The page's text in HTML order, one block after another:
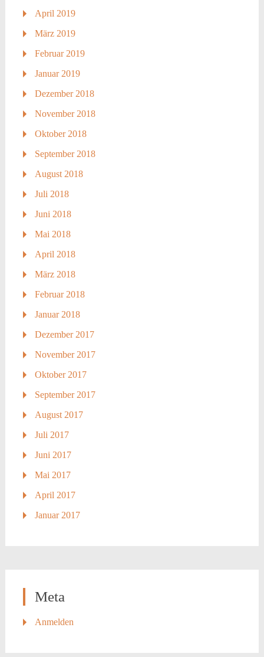
April 2019
März 2019
Februar 2019
Januar 2019
Dezember 2018
November 2018
Oktober 2018
September 2018
August 2018
Juli 2018
Juni 2018
Mai 2018
April 2018
März 2018
Februar 2018
Januar 2018
Dezember 2017
November 2017
Oktober 2017
September 2017
August 2017
Juli 2017
Juni 2017
Mai 2017
April 2017
Januar 2017
Meta
Anmelden